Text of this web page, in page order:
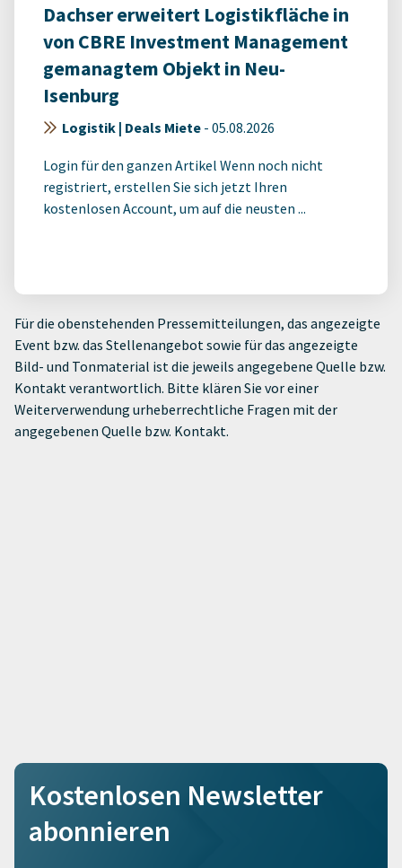
Dachser erweitert Logistikfläche in
von CBRE Investment Management
gemanagtem Objekt in Neu-
Isenburg
Logistik | Deals Miete - 05.08.2026
Login für den ganzen Artikel Wenn noch nicht
registriert, erstellen Sie sich jetzt Ihren
kostenlosen Account, um auf die neusten ...
Für die obenstehenden Pressemitteilungen, das angezeigte
Event bzw. das Stellenangebot sowie für das angezeigte
Bild- und Tonmaterial ist die jeweils angegebene Quelle bzw.
Kontakt verantwortlich. Bitte klären Sie vor einer
Weiterverwendung urheberrechtliche Fragen mit der
angegebenen Quelle bzw. Kontakt.
Kostenlosen Newsletter
abonnieren